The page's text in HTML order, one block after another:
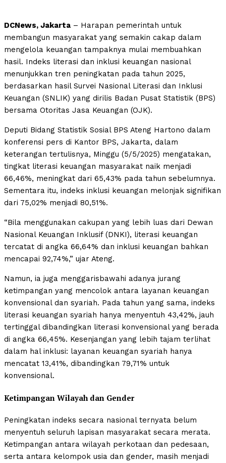
DCNews, Jakarta – Harapan pemerintah untuk
membangun masyarakat yang semakin cakap dalam
mengelola keuangan tampaknya mulai membuahkan
hasil. Indeks literasi dan inklusi keuangan nasional
menunjukkan tren peningkatan pada tahun 2025,
berdasarkan hasil Survei Nasional Literasi dan Inklusi
Keuangan (SNLIK) yang dirilis Badan Pusat Statistik (BPS)
bersama Otoritas Jasa Keuangan (OJK).
Deputi Bidang Statistik Sosial BPS Ateng Hartono dalam
konferensi pers di Kantor BPS, Jakarta, dalam
keterangan tertulisnya, Minggu (5/5/2025) mengatakan,
tingkat literasi keuangan masyarakat naik menjadi
66,46%, meningkat dari 65,43% pada tahun sebelumnya.
Sementara itu, indeks inklusi keuangan melonjak signifikan
dari 75,02% menjadi 80,51%.
“Bila menggunakan cakupan yang lebih luas dari Dewan
Nasional Keuangan Inklusif (DNKI), literasi keuangan
tercatat di angka 66,64% dan inklusi keuangan bahkan
mencapai 92,74%,” ujar Ateng.
Namun, ia juga menggarisbawahi adanya jurang
ketimpangan yang mencolok antara layanan keuangan
konvensional dan syariah. Pada tahun yang sama, indeks
literasi keuangan syariah hanya menyentuh 43,42%, jauh
tertinggal dibandingkan literasi konvensional yang berada
di angka 66,45%. Kesenjangan yang lebih tajam terlihat
dalam hal inklusi: layanan keuangan syariah hanya
mencatat 13,41%, dibandingkan 79,71% untuk
konvensional.
Ketimpangan Wilayah dan Gender
Peningkatan indeks secara nasional ternyata belum
menyentuh seluruh lapisan masyarakat secara merata.
Ketimpangan antara wilayah perkotaan dan pedesaan,
serta antara kelompok usia dan gender, masih menjadi